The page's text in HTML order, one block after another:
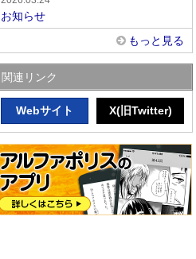
お知らせ
もっと見る
関連リンク
Webサイト X(旧Twitter)